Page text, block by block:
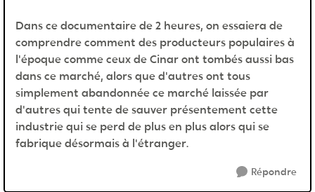
Dans ce documentaire de 2 heures, on essaiera de
comprendre comment des producteurs populaires à
l'époque comme ceux de Cinar ont tombés aussi bas
dans ce marché, alors que d'autres ont tous
simplement abandonnée ce marché laissée par
d'autres qui tente de sauver présentement cette
industrie qui se perd de plus en plus alors qui se
fabrique désormais à l'étranger.
Répondre